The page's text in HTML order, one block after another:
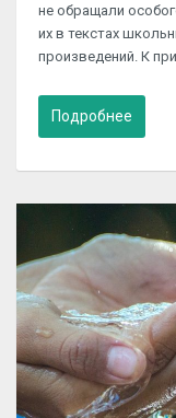
не обращали
их в текстах
произведений. К
Подробнее